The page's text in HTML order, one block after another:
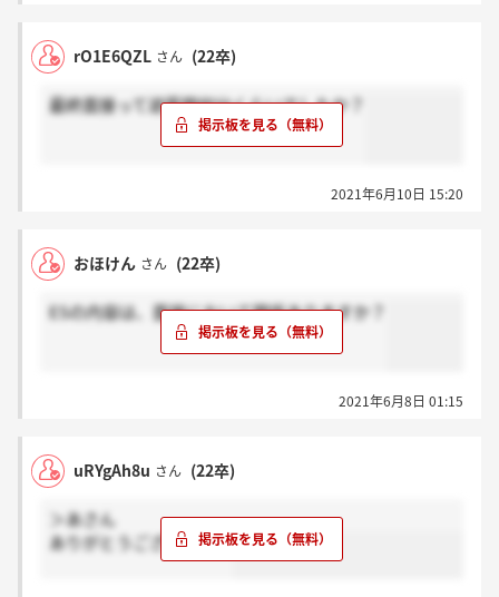
rO1E6QZL さん (22卒)
最終面接って逆質問何分くらいでしたか？
2021年6月10日 15:20
おほけん さん (22卒)
ESの内容は、面接において関係ありますか？
2021年6月8日 01:15
uRYgAh8u さん (22卒)
＞あさん
ありがとうございます！